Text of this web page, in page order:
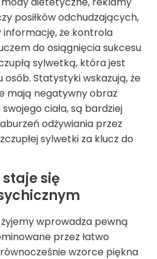
posiłków odchudzających,
informację, że kontrola
do osiągnięcia sukcesu
sylwetką, która jest
osób. Statystyki wskazują, że
mają negatywny obraz
ciała, są bardziej
odżywiania przez
sylwetki za klucz do
się
wprowadza pewną
przez łatwo
wzorce piękna